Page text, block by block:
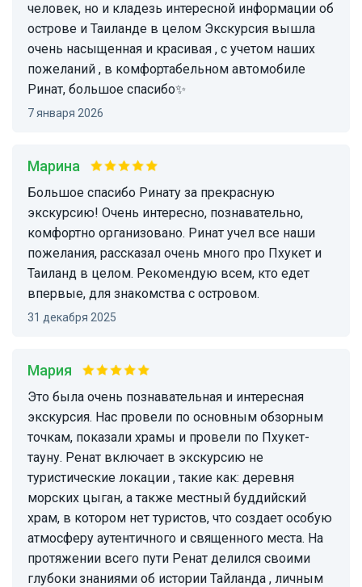
человек, но и кладезь интересной информации об
острове и Таиланде в целом Экскурсия вышла
очень насыщенная и красивая , с учетом наших
пожеланий , в комфортабельном автомобиле
Ринат, большое спасибо✨
7 января 2026
Марина
Большое спасибо Ринату за прекрасную
экскурсию! Очень интересно, познавательно,
комфортно организовано. Ринат учел все наши
пожелания, рассказал очень много про Пхукет и
Таиланд в целом. Рекомендую всем, кто едет
впервые, для знакомства с островом.
31 декабря 2025
Мария
Это была очень познавательная и интересная
экскурсия. Нас провели по основным обзорным
точкам, показали храмы и провели по Пхукет-
тауну. Ренат включает в экскурсию не
туристические локации , такие как: деревня
морских цыган, а также местный буддийский
храм, в котором нет туристов, что создает особую
атмосферу аутентичного и священного места. На
протяжении всего пути Ренат делился своими
глубоки знаниями об истории Тайланда , личным